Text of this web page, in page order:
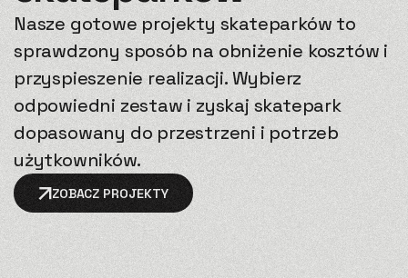
Nasze gotowe projekty skateparków to
sprawdzony sposób na obniżenie kosztów i
przyspieszenie realizacji. Wybierz
odpowiedni zestaw i zyskaj skatepark
dopasowany do przestrzeni i potrzeb
użytkowników.
ZOBACZ PROJEKTY